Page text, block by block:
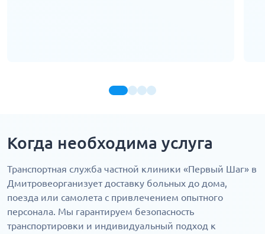
Когда необходима услуга
Транспортная служба частной клиники «Первый Шаг» в
Дмитровеорганизует доставку больных до дома,
поезда или самолета с привлечением опытного
персонала. Мы гарантируем безопасность
транспортировки и индивидуальный подход к